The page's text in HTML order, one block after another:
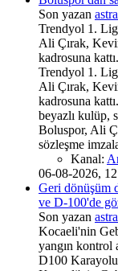
Son yazan
Trendyol 1.
Ali Çırak,
kadrosuna kattı.
Trendyol 1.
Ali Çırak,
kadrosuna
beyazlı kulüp,
Boluspor, Ali
sözleşme
Kanal:
06-08-2026,
Geri dönüşüm
ve D-100'de
Son yazan
Kocaeli'nin
yangın kontrol
D100